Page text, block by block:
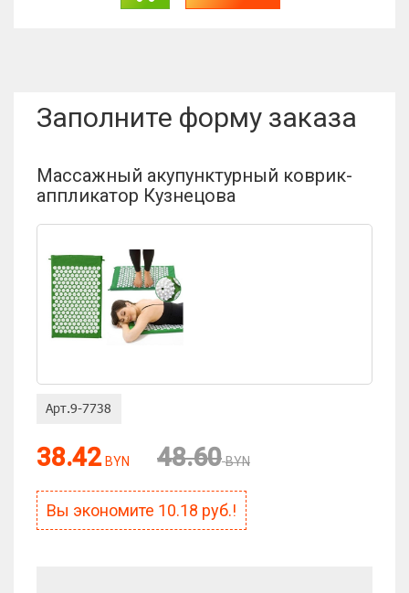
Заполните форму заказа
Массажный акупунктурный коврик-
аппликатор Кузнецова
38.42 BYN 48.60 BYN
Вы экономите 10.18 руб.!